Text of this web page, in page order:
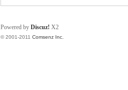
Powered by Discuz! X2
© 2001-2011 Comsenz Inc.